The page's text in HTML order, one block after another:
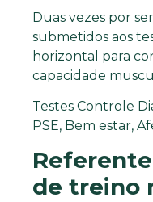
Duas vezes por
submetidos aos
horizontal para
capacidade
Testes Controle
PSE, Bem estar,
de treino